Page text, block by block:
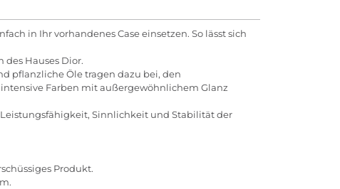
in Ihr vorhandenes Case einsetzen. So lässt sich
Hauses Dior.
pflanzliche Öle tragen dazu bei, den
Farben mit außergewöhnlichem Glanz
Leistungsfähigkeit, Sinnlichkeit und Stabilität der
Produkt.